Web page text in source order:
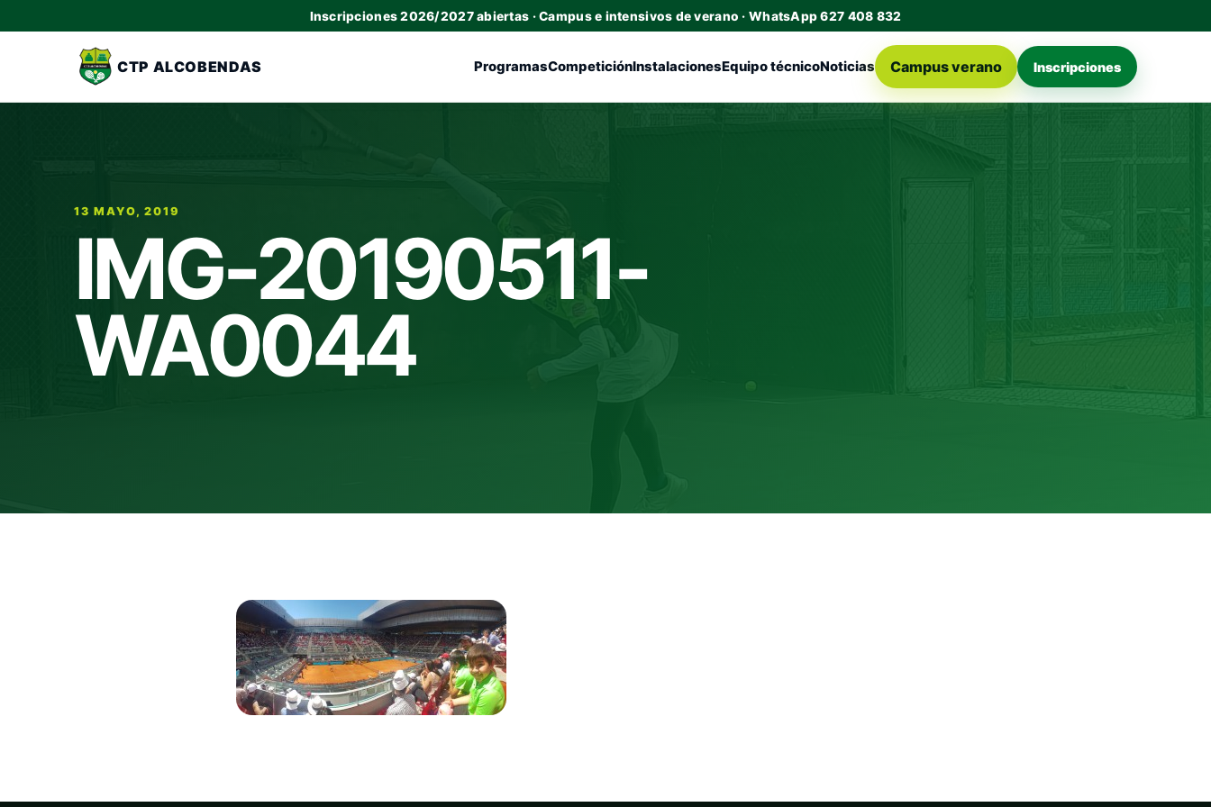
Inscripciones 2026/2027 abiertas · Campus e intensivos de verano · WhatsApp 627 408 832
CTP ALCOBENDAS ProgramasCompeticiónInstalacionesEquipo técnicoNoticias Campus verano Inscripciones
13 MAYO, 2019
IMG-20190511-
WA0044